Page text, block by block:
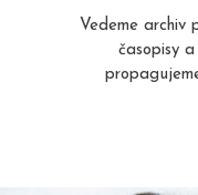
Vedeme archiv
časopisy